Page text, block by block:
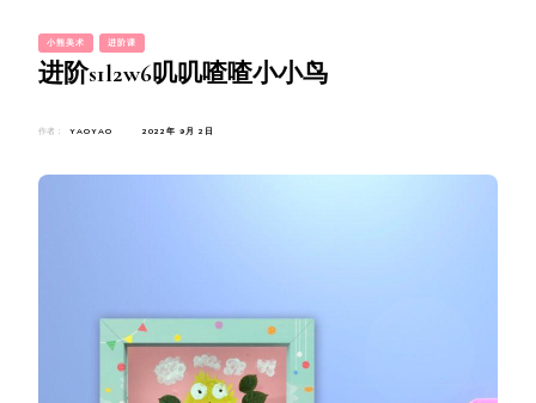
小熊美术 进阶课
进阶s1l2w6叽叽喳喳小小鸟
作者： YAOYAO 2022年 9月 2日